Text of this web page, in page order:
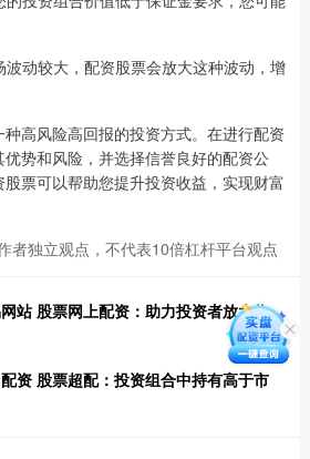
波动较大，配资股票会放大这种波动，增
高风险高回报的投资方式。在进行配资
势和风险，并选择信誉良好的配资公
票可以帮助您提升投资收益，实现财富
者独立观点，不代表10倍杠杆平台观点
站 股票网上配资：助力投资者放大收
资 股票超配：投资组合中持有高于市